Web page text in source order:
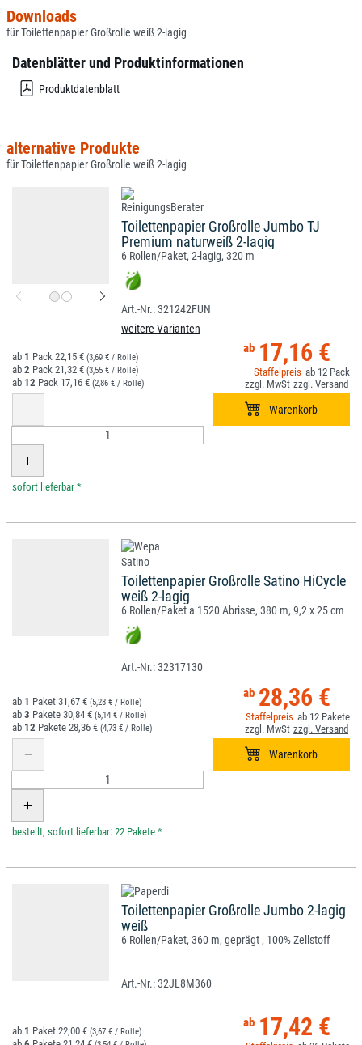
Downloads
für Toilettenpapier Großrolle weiß 2-lagig
Datenblätter und Produktinformationen
Produktdatenblatt
alternative Produkte
für Toilettenpapier Großrolle weiß 2-lagig
Toilettenpapier Großrolle Jumbo TJ
Premium naturweiß 2-lagig
6 Rollen/Paket, 2-lagig, 320 m
321242FUN
weitere Varianten
17,16 €
12
1 22,15 € (3,69 € / Rolle)
2 21,32 € (3,55 € / Rolle)
12 17,16 € (2,86 € / Rolle)
*
Toilettenpapier Großrolle Satino HiCycle
weiß 2-lagig
6 Rollen/Paket a 1520 Abrisse, 380 m, 9,2 x 25 cm
32317130
28,36 €
12
1 31,67 € (5,28 € / Rolle)
3 30,84 € (5,14 € / Rolle)
12 28,36 € (4,73 € / Rolle)
*
Toilettenpapier Großrolle Jumbo 2-lagig
weiß
6 Rollen/Paket, 360 m, geprägt , 100% Zellstoff
32JL8M360
17,42 €
1 22,00 € (3,67 € / Rolle)